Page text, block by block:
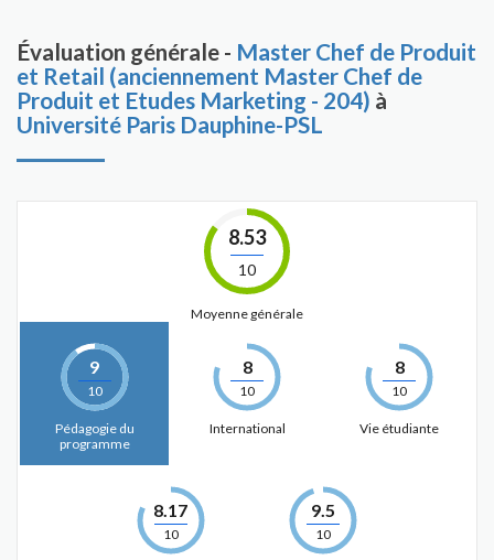
Évaluation générale - Master Chef de Produit
et Retail (anciennement Master Chef de
Produit et Etudes Marketing - 204) à
Université Paris Dauphine-PSL
8.53
10
Moyenne générale
9
10
Pédagogie du
programme
8
10
International
8
10
Vie étudiante
8.17
10
9.5
10